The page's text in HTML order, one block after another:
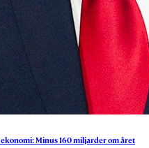
ekonomi:Minus160miljarderomåret